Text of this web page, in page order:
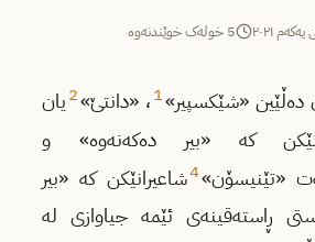
5 خولەک خوێندنەوە
دەڵێین «شێکسپیر»1، «دانتێ»2یان
کە «بیر دەکەنەوە» و
«تێنیسۆن»4شاعیرانێکن کە «بیر
ڕاستەقینەی ئێمە جیاوازی لە